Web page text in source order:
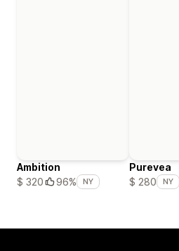
Ambition
$ 320
96% NY
Purevea
$ 280
NY